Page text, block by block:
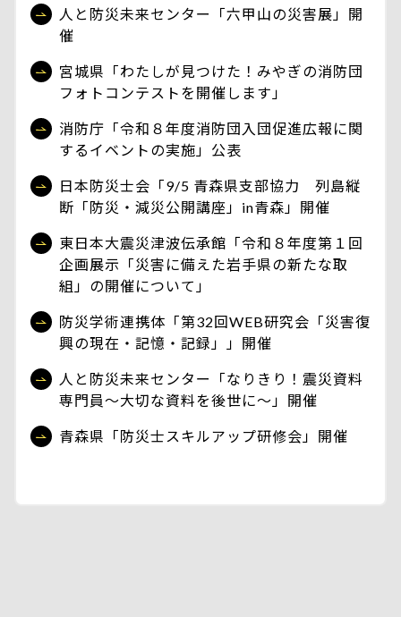
人と防災未来センター「六甲山の災害展」開
催
宮城県「わたしが見つけた！みやぎの消防団
フォトコンテストを開催します」
消防庁「令和８年度消防団入団促進広報に関
するイベントの実施」公表
日本防災士会「9/5 青森県支部協力 列島縦
断「防災・減災公開講座」in青森」開催
東日本大震災津波伝承館「令和８年度第１回
企画展示「災害に備えた岩手県の新たな取
組」の開催について」
防災学術連携体「第32回WEB研究会「災害復
興の現在・記憶・記録」」開催
人と防災未来センター「なりきり！震災資料
専門員～大切な資料を後世に～」開催
青森県「防災士スキルアップ研修会」開催